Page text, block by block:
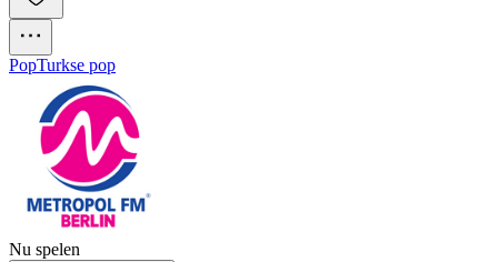
PopTurkse pop
Nu spelen